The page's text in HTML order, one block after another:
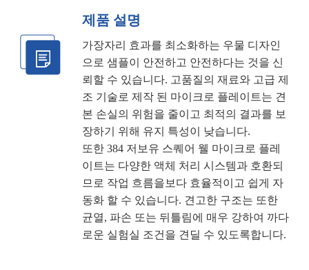
제품 설명
가장자리 효과를 최소화하는 우물 디자인
으로 샘플이 안전하고 안전하다는 것을 신
뢰할 수 있습니다. 고품질의 재료와 고급 제
조 기술로 제작 된 마이크로 플레이트는 견
본 손실의 위험을 줄이고 최적의 결과를 보
장하기 위해 유지 특성이 낮습니다.
또한 384 저보유 스퀘어 웰 마이크로 플레
이트는 다양한 액체 처리 시스템과 호환되
므로 작업 흐름을보다 효율적이고 쉽게 자
동화 할 수 있습니다. 견고한 구조는 또한
균열, 파손 또는 뒤틀림에 매우 강하여 까다
로운 실험실 조건을 견딜 수 있도록합니다.